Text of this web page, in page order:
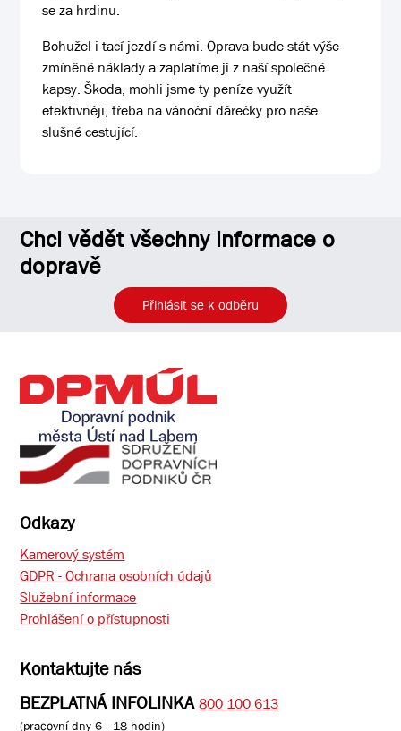
se za hrdinu.
Bohužel i tací jezdí s námi. Oprava bude stát výše
zmíněné náklady a zaplatíme ji z naší společné
kapsy. Škoda, mohli jsme ty peníze využít
efektivněji, třeba na vánoční dárečky pro naše
slušné cestující.
Chci vědět všechny informace o
dopravě
Přihlásit se k odběru
Odkazy
Kamerový systém
GDPR - Ochrana osobních údajů
Služební informace
Prohlášení o přístupnosti
Kontaktujte nás
BEZPLATNÁ INFOLINKA 800 100 613
(pracovní dny 6 - 18 hodin)